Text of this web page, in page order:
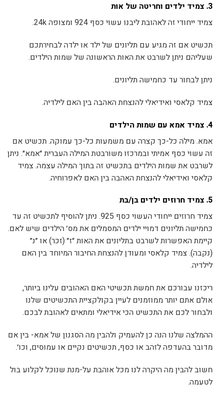
3. צמיד ילדים וחריטה של אות
צמיד ייחודי זה לאהובת ליבנו עשוי כסף 924 ומצופה 24k.
תכשיט אם זה מגיע עם תליונים של ילד או ילדה לבחירתכם
שעליהם ניתן לשרבט את האות הראשונה של שמות הילדים.
ניתן לבחור עד כחמישה תליונים.
צמיד קלאסי ואידיאלי להנצחת האהבה בין האם לילדיה.
4. צמיד אמא עם שמות הילדים
אמא. מילה כל-כך קצרה עם משמעות כל-כך עמוקה. תכשיט אם
זה עשוי כסף אמיתי ובמרכזו משורבטת המילה העברית ״אמא״. ניתן
לשרבט את שמות הילדים בתכשיט זה בתוך המילה עצמה. צמיד
קלאסי ואידיאלי להנצחת האהבה בין האם לאפרוחיה.
5. צמיד חרוזים ילדים בן/בת
צמיד חרוזים ייחודי העשוי כסף 925. ניתן להוסיף לתכשיט זה עד
כחמישה תליונים דמויי ילדים המסמלים את מס׳ הילדים שיש לאם.
קיימת האפשרות לשרבט בתליונים את האות ״ז״ (זכר) או ״נ״
(נקבה). צמיד קלאסי ומעודן להנצחת החיבור המיוחד בין האם
לילדיה.
ריכזנו עבורכם את חמשת תכשיטי האם האהובים עלינו ביותר,
אולם אתם יותר ממוזמנים לעיין בקולקציית התכשיטים שלנו
ולבחור לכם את התכשיט הכי אידיאלי ומתאים לאהובת לבכם.
ההמלצה שלנו הנה כן להעמיק ולהבין מה הסגנון של אמא- בין אם
מדובר בהעדפה לזהב או כסף, תכשיטים נקיים או עמוסים, וכו׳.
חשוב להבין מה היקרה לנו מכל אוהבת על-מנת שנוכל לקלוע בול
לטעמה.